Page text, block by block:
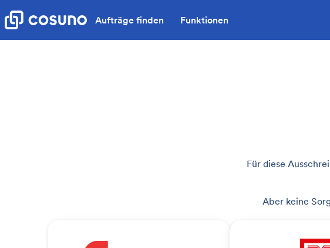
Aufträge finden Funktionen
Für diese
Aber keine